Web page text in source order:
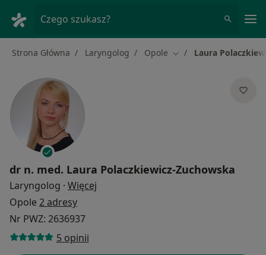
Czego szukasz?
Strona Główna Laryngolog Opole Zmień miasto
Laura
dr n. med. Laura Polaczkiewicz-Zuchowska
Laryngolog · Więcej
Opole 2 adresy
Nr PWZ: 2636937
5 opinii